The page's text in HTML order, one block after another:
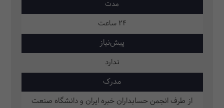
مدت
24 ساعت
پیش‌نیاز
ندارد
مدرک
از طرف انجمن حسابداران خبره ایران و دانشگاه صنعت